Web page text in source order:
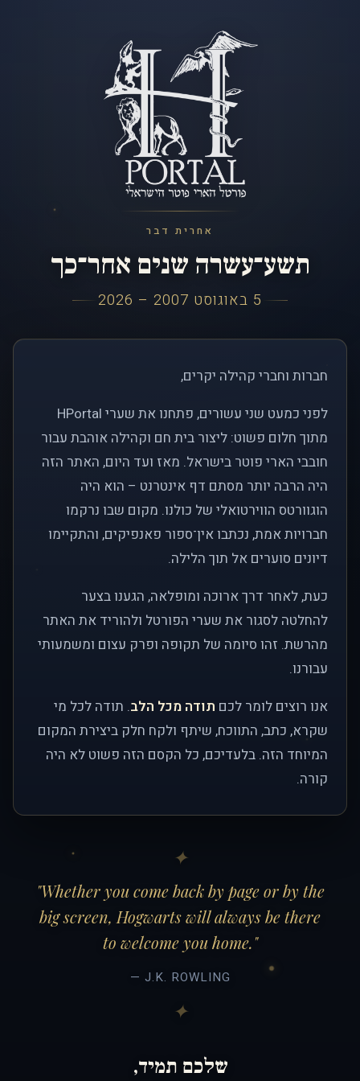
אחרית דבר
תשע־עשרה שנים אחר־כך
5 באוגוסט 2007 – 2026
חברות וחברי קהילה יקרים,
לפני כמעט שני עשורים, פתחנו את שערי HPortal
מתוך חלום פשוט: ליצור בית חם וקהילה אוהבת עבור
חובבי הארי פוטר בישראל. מאז ועד היום, האתר הזה
היה הרבה יותר מסתם דף אינטרנט – הוא היה
הוגוורטס הווירטואלי של כולנו. מקום שבו נרקמו
חברויות אמת, נכתבו אין־ספור פאנפיקים, והתקיימו
דיונים סוערים אל תוך הלילה.
כעת, לאחר דרך ארוכה ומופלאה, הגענו בצער
להחלטה לסגור את שערי הפורטל ולהוריד את האתר
מהרשת. זהו סיומה של תקופה ופרק עצום ומשמעותי
עבורנו.
אנו רוצים לומר לכם תודה מכל הלב. תודה לכל מי
שקרא, כתב, התווכח, שיתף ולקח חלק ביצירת המקום
המיוחד הזה. בלעדיכם, כל הקסם הזה פשוט לא היה
קורה.
"Whether you come back by page or by the
big screen, Hogwarts will always be there
to welcome you home."
— J.K. ROWLING
שלכם תמיד,